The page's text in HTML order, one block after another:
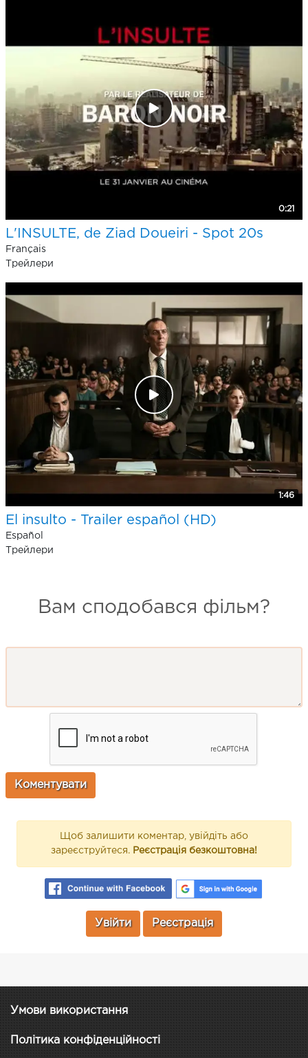
0:21
L'INSULTE, de Ziad Doueiri - Spot 20s
Français
Трейлери
1:46
El insulto - Trailer español (HD)
Español
Трейлери
Вам сподобався фільм?
Щоб залишити коментар, увійдіть або
зареєструйтеся. Реєстрація безкоштовна!
Увійти Реєстрація
Умови використання
Політика конфіденційності